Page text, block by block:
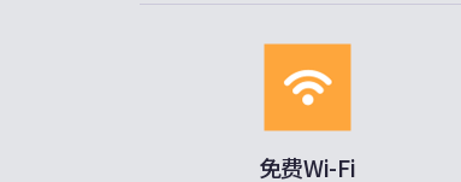
免费Wi-Fi